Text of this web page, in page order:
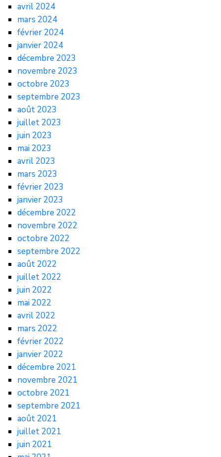
avril 2024
mars 2024
février 2024
janvier 2024
décembre 2023
novembre 2023
octobre 2023
septembre 2023
août 2023
juillet 2023
juin 2023
mai 2023
avril 2023
mars 2023
février 2023
janvier 2023
décembre 2022
novembre 2022
octobre 2022
septembre 2022
août 2022
juillet 2022
juin 2022
mai 2022
avril 2022
mars 2022
février 2022
janvier 2022
décembre 2021
novembre 2021
octobre 2021
septembre 2021
août 2021
juillet 2021
juin 2021